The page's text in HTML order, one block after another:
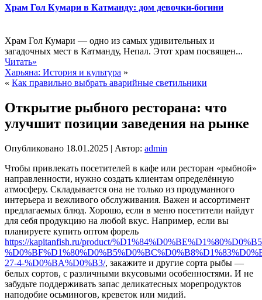
Храм Гол Кумари в Катманду: дом девочки-богини
Храм Гол Кумари — одно из самых удивительных и
загадочных мест в Катманду, Непал. Этот храм посвящен...
Читать»
Харьяна: История и культура »
« Как правильно выбрать аварийные светильники
Открытие рыбного ресторана: что
улучшит позиции заведения на рынке
Опубликовано 18.01.2025 | Автор: admin
Чтобы привлекать посетителей в кафе или ресторан «рыбной»
направленности, нужно создать клиентам определённую
атмосферу. Складывается она не только из продуманного
интерьера и вежливого обслуживания. Важен и ассортимент
предлагаемых блюд. Хорошо, если в меню посетители найдут
для себя продукцию на любой вкус. Например, если вы
планируете купить оптом форель
https://kapitanfish.ru/product/
27-4-%D0%BA%D0%B3/, закажите и другие сорта рыбы —
белых сортов, с различными вкусовыми особенностями. И не
забудьте поддерживать запас деликатесных морепродуктов
наподобие осьминогов, креветок или мидий.